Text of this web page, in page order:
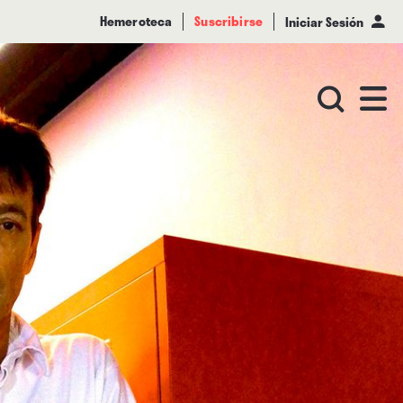
Hemeroteca Suscribirse Iniciar Sesión